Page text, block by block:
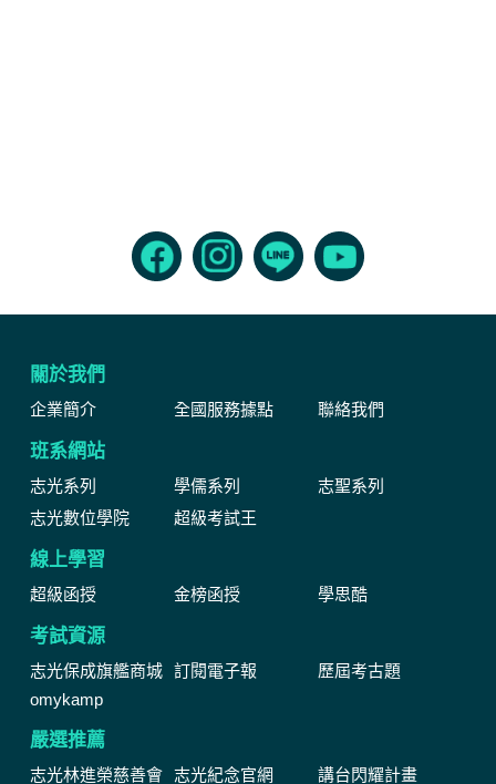
關於我們
企業簡介 全國服務據點 聯絡我們
班系網站
志光系列 學儒系列
志聖系列
志光數位學院
超級考試王
線上學習
超級函授 金榜函授 學思酷
考試資源
志光保成旗艦商城 訂閱電子報
歷屆考古題
omykamp
嚴選推薦
志光林進榮慈善會 志光紀念官網 講台閃耀計畫